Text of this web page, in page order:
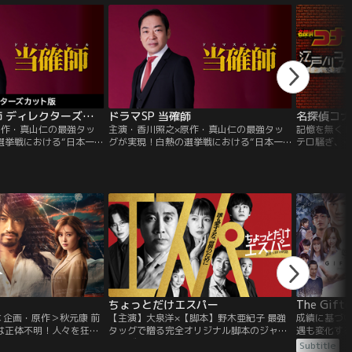
な。一般人に溶け込み
相棒のヨウコと共
屋“ファブル”。ある日、ボスから「一年
間、誰も殺すな。一般人として“普通”に生
きろ」と命じられ、佐藤アキラという偽名
で、相棒・ヨウコと共に一般人のフリし
ドラマSP 当確師 ディレクターズカット版
・真山仁の最強タッ
戦における“日本一の
コンサルタント・聖
ま）。彼は、当選率
“当確師”の異名を持
。
ドラマSP 当確師
主演・香川照之×原作・真山仁の最強タッ
グが実現！白熱の選挙戦における“日本一の
に挑むのは--凄腕選挙コンサルタント・聖
達磨（ひじり・たつま）。彼は、当選率
99％を誇ることから“当確師”の異名を持
つ、百戦錬磨の人物。
記憶を無く
テロ騒ぎ、
て来た江戸
し派手に転
そんなコナ
車に乗せる
画・原作＞秋元康 前
正体不明！人々を狂信
ちょっとだけエスパー
【主演】大泉洋×【脚本】野木亜紀子 最強
タッグで贈る完全オリジナル脚本のジャパ
ニーズ・ヒーロードラマが誕生！会社をク
The
成績に基づ
遇も変化す
るリッター
Subtitle